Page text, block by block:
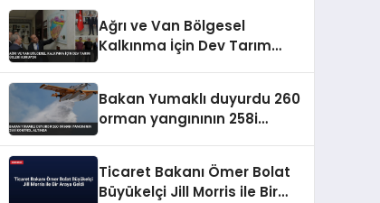
Ağrı ve Van Bölgesel
Kalkınma İçin Dev Tarım
Bakan Yumaklı duyurdu 260
orman yangınının 258i
Ticaret Bakanı Ömer Bolat
Büyükelçi Jill Morris ile Bir